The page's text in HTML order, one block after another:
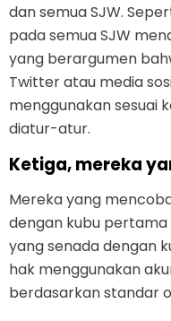
dan semua SJW.
pada semua SJW
yang berargumen
Twitter atau media
menggunakan sesuai
diatur-atur.
Ketiga, mereka
Mereka yang
dengan kubu
yang senada dengan
hak menggunakan
berdasarkan standar